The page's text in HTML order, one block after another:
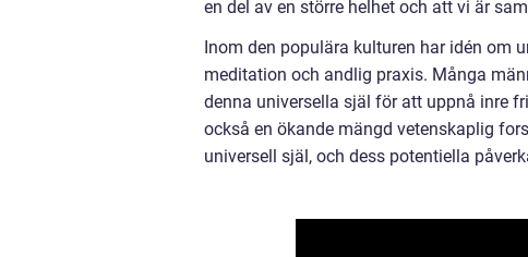
en del av en större helhet och att vi är
Inom den populära kulturen har idén om
meditation och andlig praxis. Många
denna universella själ för att uppnå inre
också en ökande mängd vetenskaplig
universell själ, och dess potentiella